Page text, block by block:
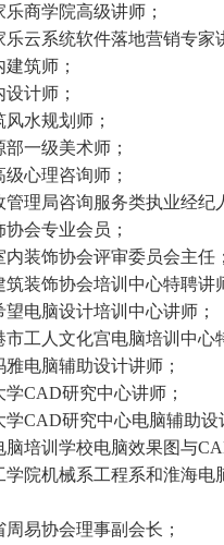
乐商学院高级讲师；
云系统软件落地营销专家
筑师；
计师；
风水规划师；
一级美术师；
心理咨询师；
管理局咨询服务类执业经纪
协会专业会员；
装饰协会评审委员会主任；
筑装饰协会培训中心特聘讲
电脑设计培训中心讲师；
市工人文化宫电脑培训中心
电脑辅助设计讲师；
CAD研究中心讲师；
学CAD研究中心电脑辅助设
脑培训学校电脑效果图与
学院机械系工程系和淮海电
易协会理事副会长；